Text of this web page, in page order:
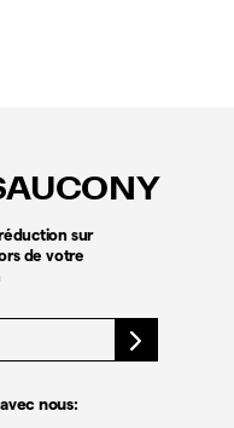
sur
de votre
nous: